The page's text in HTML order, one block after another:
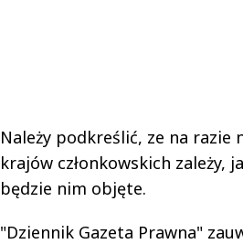
Należy podkreślić, ze na razie
krajów członkowskich
będzie nim objęte.
"Dziennik Gazeta Prawna"